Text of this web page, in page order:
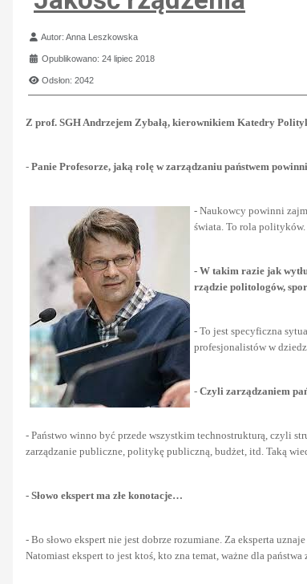
Szczegóły
Autor:Anna Leszkowska
Opublikowano: 24 lipiec 2018
Odsłon: 2042
Z prof. SGH Andrzejem Zybałą, kierownikiem Katedry
- Panie Profesorze, jaką rolę w zarządzaniu państwem
- Naukowcy powinni
świata. To rola polityków.
- W takim razie jak
rządzie politologów,
- To jest specyficzna
profesjonalistów w
- Czyli zarządzaniem
- Państwo winno być przede wszystkim technostrukturą, czyli
zarządzanie publiczne, politykę publiczną, budżet, itd. Taką
- Słowo ekspert ma złe konotacje…
- Bo słowo ekspert nie jest dobrze rozumiane. Za eksperta
Natomiast ekspert to jest ktoś, kto zna temat, ważne dla